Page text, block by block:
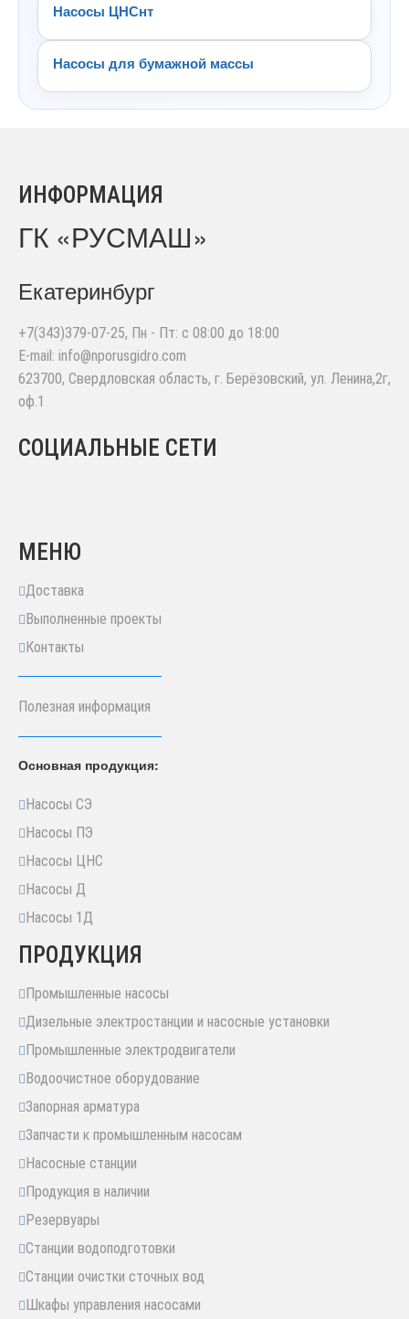
Насосы ЦНСнт
Насосы для бумажной массы
ИНФОРМАЦИЯ
ГК «РУСМАШ»
Екатеринбург
+7(343)379-07-25, Пн - Пт: с 08:00 до 18:00
E-mail: info@nporusgidro.com
623700, Свердловская область, г. Берёзовский, ул. Ленина,2г,
оф.1
СОЦИАЛЬНЫЕ СЕТИ
МЕНЮ
Доставка
Выполненные проекты
Контакты
Полезная информация
Основная продукция:
Насосы СЭ
Насосы ПЭ
Насосы ЦНС
Насосы Д
Насосы 1Д
ПРОДУКЦИЯ
Промышленные насосы
Дизельные электростанции и насосные установки
Промышленные электродвигатели
Водоочистное оборудование
Запорная арматура
Запчасти к промышленным насосам
Насосные станции
Продукция в наличии
Резервуары
Станции водоподготовки
Станции очистки сточных вод
Шкафы управления насосами